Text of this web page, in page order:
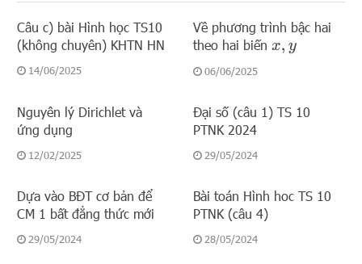
Câu c) bài Hình học TS10
(không chuyên) KHTN HN
14/06/2025
Về phương trình bậc hai
theo hai biến x,y
06/06/2025
Nguyên lý Dirichlet và
ứng dụng
12/02/2025
Đại số (câu 1) TS 10
PTNK 2024
29/05/2024
Dựa vào BĐT cơ bản để
CM 1 bất đẳng thức mới
29/05/2024
Bài toán Hình hoc TS 10
PTNK (câu 4)
28/05/2024